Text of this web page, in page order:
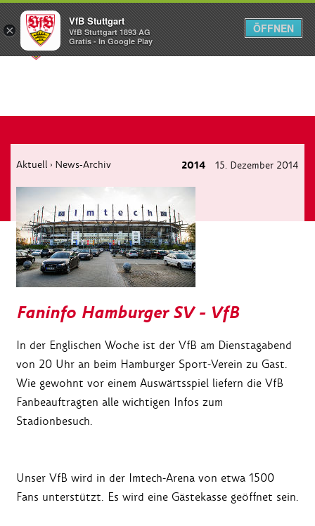
Menü
Aktuell › News-Archiv 2014 15. Dezember 2014
Faninfo Hamburger SV - VfB
In der Englischen Woche ist der VfB am Dienstagabend
von 20 Uhr an beim Hamburger Sport-Verein zu Gast.
Wie gewohnt vor einem Auswärtsspiel liefern die VfB
Fanbeauftragten alle wichtigen Infos zum
Stadionbesuch.
Unser VfB wird in der Imtech-Arena von etwa 1500
Fans unterstützt. Es wird eine Gästekasse geöffnet sein.
×
VfB Stuttgart
VfB Stuttgart 1893 AG
Gratis - In Google Play
ÖFFNEN